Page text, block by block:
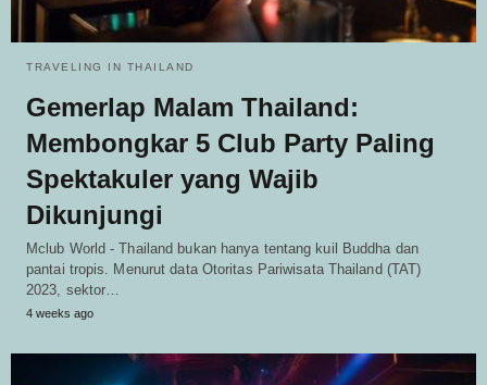
TRAVELING IN THAILAND
Gemerlap Malam Thailand:
Membongkar 5 Club Party Paling
Spektakuler yang Wajib
Dikunjungi
Mclub World - Thailand bukan hanya tentang kuil Buddha dan
pantai tropis. Menurut data Otoritas Pariwisata Thailand (TAT)
2023, sektor…
4 weeks ago